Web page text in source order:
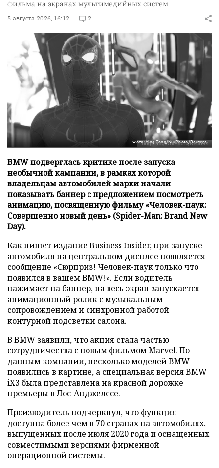
фильма на экранах мультимедийных систем
5 августа 2026, 16:12 2
Фото: Ying Tang/NurPhoto/Reuters
BMW подверглась критике после запуска
необычной кампании, в рамках которой
владельцам автомобилей марки начали
показывать баннер с предложением посмотреть
анимацию, посвященную фильму «Человек-паук:
Совершенно новый день» (Spider-Man: Brand New
Day).
Как пишет издание Business Insider, при запуске
автомобиля на центральном дисплее появляется
сообщение «Сюрприз! Человек-паук только что
появился в вашем BMW!». Если водитель
нажимает на баннер, на весь экран запускается
анимационный ролик с музыкальным
сопровождением и синхронной работой
контурной подсветки салона.
В BMW заявили, что акция стала частью
сотрудничества с новым фильмом Marvel. По
данным компании, несколько моделей BMW
появились в картине, а специальная версия BMW
iX3 была представлена на красной дорожке
премьеры в Лос-Анджелесе.
Производитель подчеркнул, что функция
доступна более чем в 70 странах на автомобилях,
выпущенных после июля 2020 года и оснащенных
совместимыми версиями фирменной
операционной системы.